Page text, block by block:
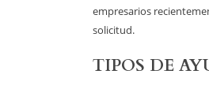
empresarios
solicitud.
TIPOS DE